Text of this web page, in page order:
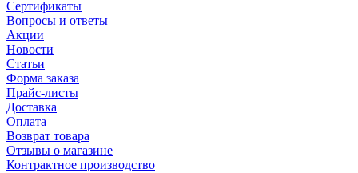
Сертификаты
Вопросы и ответы
Акции
Новости
Статьи
Форма заказа
Прайс-листы
Доставка
Оплата
Возврат товара
Отзывы о магазине
Контрактное производство